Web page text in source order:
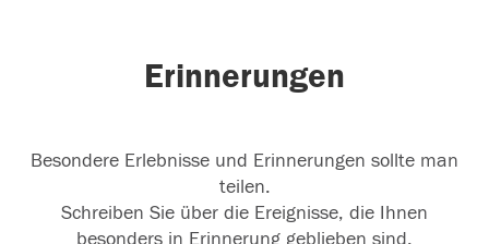
Erinnerungen
Besondere Erlebnisse und Erinnerungen sollte man
teilen.
Schreiben Sie über die Ereignisse, die Ihnen
besonders in Erinnerung geblieben sind.